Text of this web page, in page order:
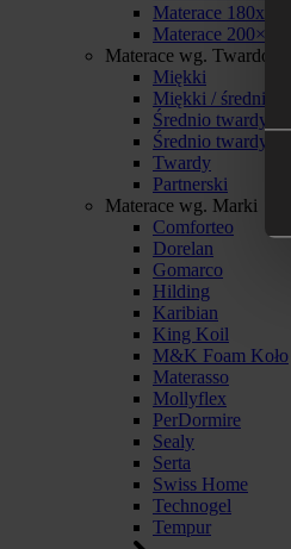
Materace 180x200
Materace
Materace wg. Twardości
Miękki
Miękki / średnio
Średnio twardy
Średnio twardy /
Twardy
Partnerski
Materace wg. Marki
Comforteo
Dorelan
Gomarco
Hilding
Karibian
King Koil
M&K Foam Koło
Materasso
Mollyflex
PerDormire
Sealy
Serta
Swiss Home
Technogel
Tempur